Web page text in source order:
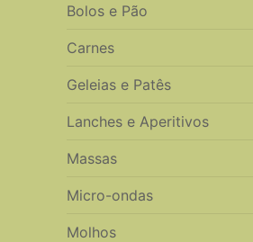
Bolos e Pão
Carnes
Geleias e Patês
Lanches e Aperitivos
Massas
Micro-ondas
Molhos